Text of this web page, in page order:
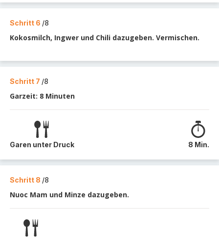
Schritt 6 /8
Kokosmilch, Ingwer und Chili dazugeben. Vermischen.
Schritt 7 /8
Garzeit: 8 Minuten
Garen unter Druck 8 Min.
Schritt 8 /8
Nuoc Mam und Minze dazugeben.